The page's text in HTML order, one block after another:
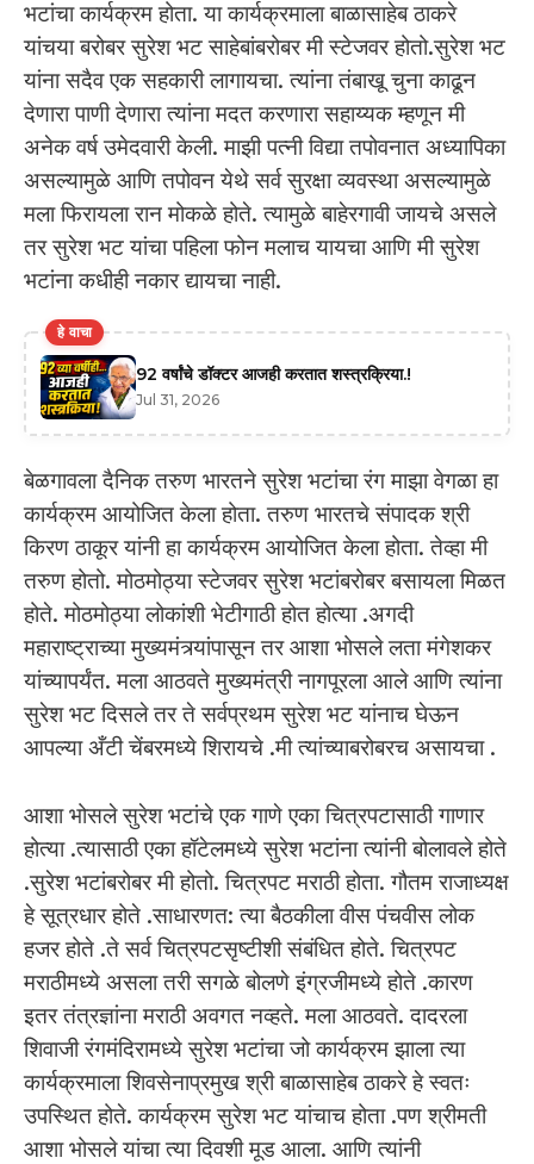
भटांचा कार्यक्रम होता. या कार्यक्रमाला बाळासाहेब ठाकरे
यांचया बरोबर सुरेश भट साहेबांबरोबर मी स्टेजवर होतो.सुरेश भट
यांना सदैव एक सहकारी लागायचा. त्यांना तंबाखू चुना काढून
देणारा पाणी देणारा त्यांना मदत करणारा सहाय्यक म्हणून मी
अनेक वर्ष उमेदवारी केली. माझी पत्नी विद्या तपोवनात अध्यापिका
असल्यामुळे आणि तपोवन येथे सर्व सुरक्षा व्यवस्था असल्यामुळे
मला फिरायला रान मोकळे होते. त्यामुळे बाहेरगावी जायचे असले
तर सुरेश भट यांचा पहिला फोन मलाच यायचा आणि मी सुरेश
भटांना कधीही नकार द्यायचा नाही.
हे वाचा
92 वर्षांचे डॉक्टर आजही करतात शस्त्रक्रिया.!
Jul 31, 2026
बेळगावला दैनिक तरुण भारतने सुरेश भटांचा रंग माझा वेगळा हा
कार्यक्रम आयोजित केला होता. तरुण भारतचे संपादक श्री
किरण ठाकूर यांनी हा कार्यक्रम आयोजित केला होता. तेव्हा मी
तरुण होतो. मोठमोठ्या स्टेजवर सुरेश भटांबरोबर बसायला मिळत
होते. मोठमोठ्या लोकांशी भेटीगाठी होत होत्या .अगदी
महाराष्ट्राच्या मुख्यमंत्र्यांपासून तर आशा भोसले लता मंगेशकर
यांच्यापर्यंत. मला आठवते मुख्यमंत्री नागपूरला आले आणि त्यांना
सुरेश भट दिसले तर ते सर्वप्रथम सुरेश भट यांनाच घेऊन
आपल्या अँटी चेंबरमध्ये शिरायचे .मी त्यांच्याबरोबरच असायचा .
आशा भोसले सुरेश भटांचे एक गाणे एका चित्रपटासाठी गाणार
होत्या .त्यासाठी एका हॉटेलमध्ये सुरेश भटांना त्यांनी बोलावले होते
.सुरेश भटांबरोबर मी होतो. चित्रपट मराठी होता. गौतम राजाध्यक्ष
हे सूत्रधार होते .साधारणत: त्या बैठकीला वीस पंचवीस लोक
हजर होते .ते सर्व चित्रपटसृष्टीशी संबंधित होते. चित्रपट
मराठीमध्ये असला तरी सगळे बोलणे इंग्रजीमध्ये होते .कारण
इतर तंत्रज्ञांना मराठी अवगत नव्हते. मला आठवते. दादरला
शिवाजी रंगमंदिरामध्ये सुरेश भटांचा जो कार्यक्रम झाला त्या
कार्यक्रमाला शिवसेनाप्रमुख श्री बाळासाहेब ठाकरे हे स्वतः
उपस्थित होते. कार्यक्रम सुरेश भट यांचाच होता .पण श्रीमती
आशा भोसले यांचा त्या दिवशी मूड आला. आणि त्यांनी